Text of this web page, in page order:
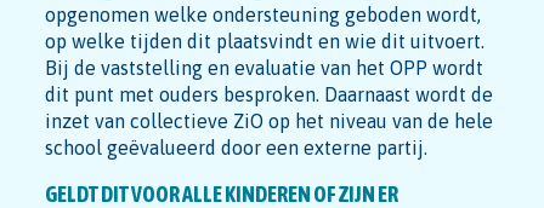
opgenomen welke ondersteuning geboden wordt,
op welke tijden dit plaatsvindt en wie dit uitvoert.
Bij de vaststelling en evaluatie van het OPP wordt
dit punt met ouders besproken. Daarnaast wordt de
inzet van collectieve ZiO op het niveau van de hele
school geëvalueerd door een externe partij.
GELDT DIT VOOR ALLE KINDEREN OF ZIJN ER